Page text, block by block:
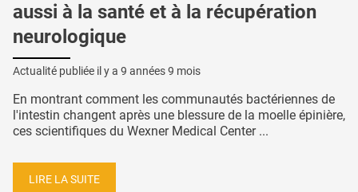
aussi à la santé et à la récupération
neurologique
Actualité publiée il y a 9 années 9 mois
En montrant comment les communautés bactériennes de
l'intestin changent après une blessure de la moelle épinière,
ces scientifiques du Wexner Medical Center ...
LIRE LA SUITE